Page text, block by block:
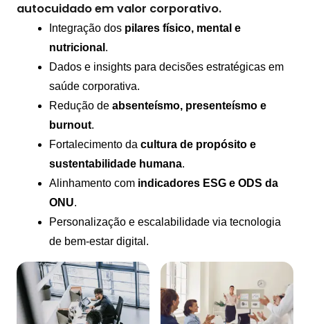
autocuidado em valor corporativo.
Integração dos pilares físico, mental e
nutricional .
Dados e insights para decisões estratégicas em
saúde corporativa.
Redução de absenteísmo, presenteísmo e
burnout.
Fortalecimento da cultura de propósito e
sustentabilidade humana.
Alinhamento com indicadores ESG e ODS da
ONU.
Personalização e escalabilidade via tecnologia
de bem-estar digital.